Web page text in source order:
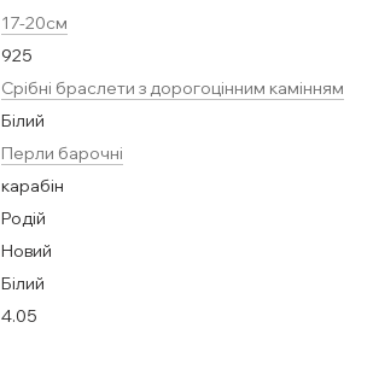
17-20см
925
Срібні браслети з дорогоцінним камінням
Білий
Перли барочні
карабін
Родій
Новий
Білий
4.05